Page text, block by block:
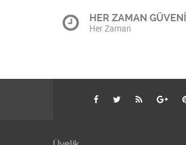
HER ZAMAN
Her Zaman